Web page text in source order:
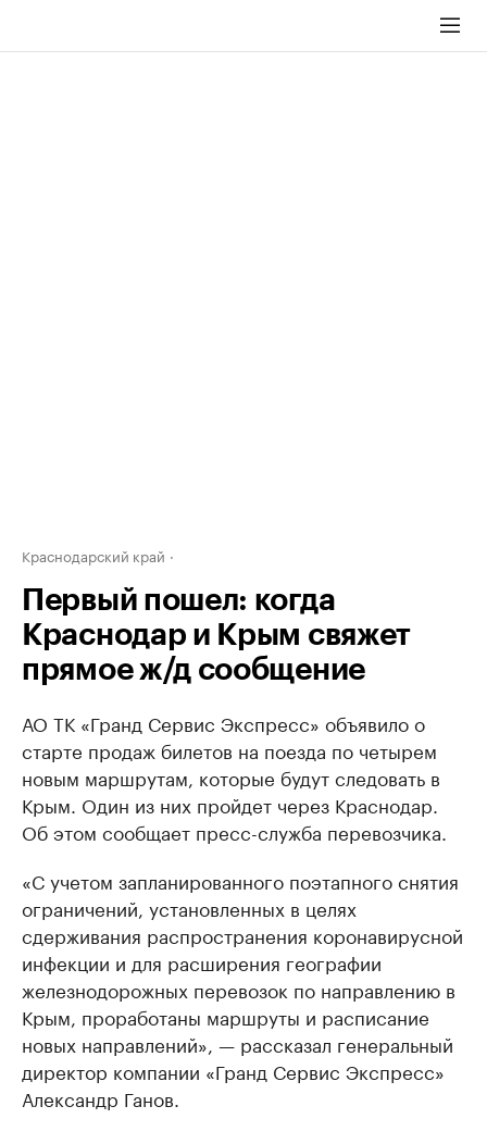
Краснодарский край
Первый пошел: когда
Краснодар и Крым свяжет
прямое ж/д сообщение
АО ТК «Гранд Сервис Экспресс» объявило о
старте продаж билетов на поезда по четырем
новым маршрутам, которые будут следовать в
Крым. Один из них пройдет через Краснодар.
Об этом сообщает пресс-служба перевозчика.
«С учетом запланированного поэтапного снятия
ограничений, установленных в целях
сдерживания распространения коронавирусной
инфекции и для расширения географии
железнодорожных перевозок по направлению в
Крым, проработаны маршруты и расписание
новых направлений», — рассказал генеральный
директор компании «Гранд Сервис Экспресс»
Александр Ганов.